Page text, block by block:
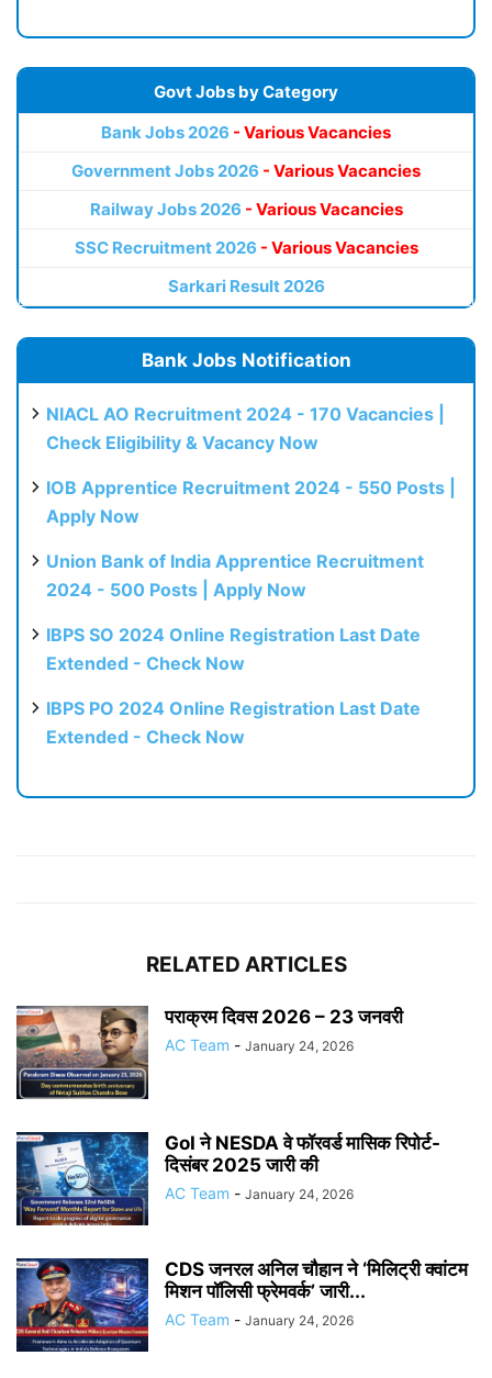
Govt Jobs by Category
Bank Jobs 2026 - Various Vacancies
Government Jobs 2026 - Various Vacancies
Railway Jobs 2026 - Various Vacancies
SSC Recruitment 2026 - Various Vacancies
Sarkari Result 2026
Bank Jobs Notification
NIACL AO Recruitment 2024 - 170 Vacancies |
Check Eligibility & Vacancy Now
IOB Apprentice Recruitment 2024 - 550 Posts |
Apply Now
Union Bank of India Apprentice Recruitment
2024 - 500 Posts | Apply Now
IBPS SO 2024 Online Registration Last Date
Extended - Check Now
IBPS PO 2024 Online Registration Last Date
Extended - Check Now
RELATED ARTICLES
पराक्रम दिवस 2026 – 23 जनवरी
AC Team - January 24, 2026
GoI ने NESDA वे फॉरवर्ड मासिक रिपोर्ट-
दिसंबर 2025 जारी की
AC Team - January 24, 2026
CDS जनरल अनिल चौहान ने ‘मिलिट्री क्वांटम
मिशन पॉलिसी फ्रेमवर्क’ जारी...
AC Team - January 24, 2026